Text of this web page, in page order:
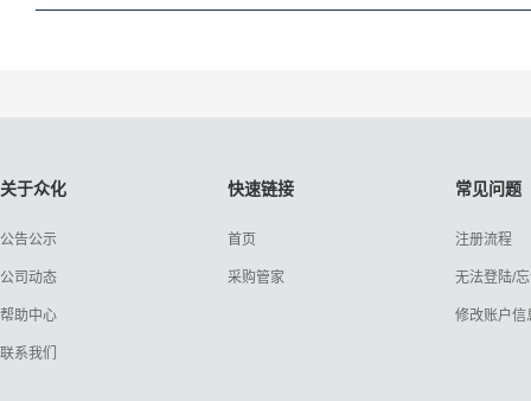
关于众化
公告公示
公司动态
帮助中心
联系我们
快速链接
首页
采购管家
常见问题
注册流程
无法登陆/
修改账户信